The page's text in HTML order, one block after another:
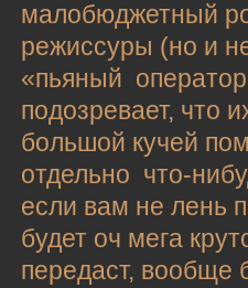
малобюджетный
режиссуры (но и
«пьяный
подозревает, что
большой кучей
отдельно что-
если вам не лень
будет оч мега
передаст, вообще